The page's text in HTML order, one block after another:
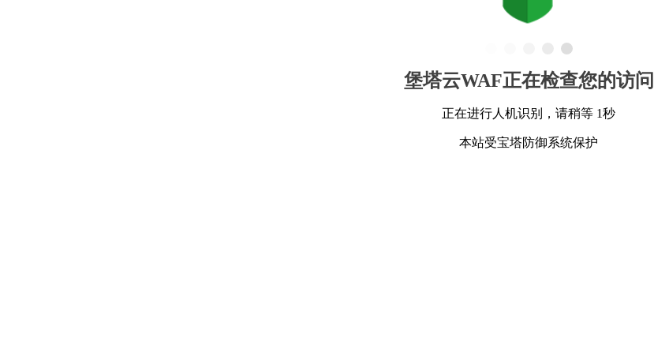
堡塔云WAF正在检查您的访问
正在进行人机识别，请稍等 1秒
本站受宝塔防御系统保护